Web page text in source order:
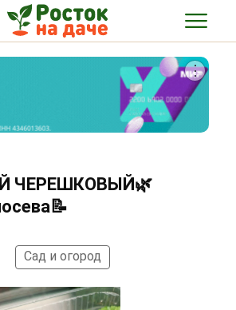
ЧЕРЕШКОВЫЙ🌿
Сад и огород